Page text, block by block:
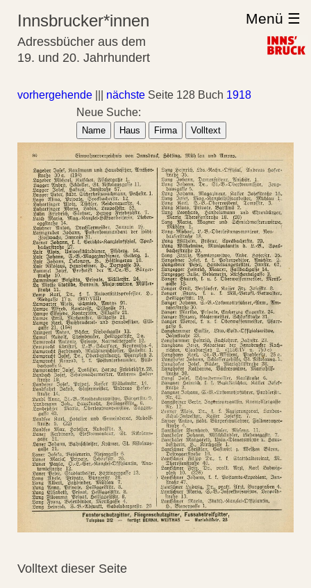
Innsbrucker*innen
Adressbücher aus dem
19. und 20. Jahrhundert
Menü ☰
vorhergehende nächste Seite 128 Buch 1918
Neue Suche:
Name Haus Firma Volltext
Volltext dieser Seite